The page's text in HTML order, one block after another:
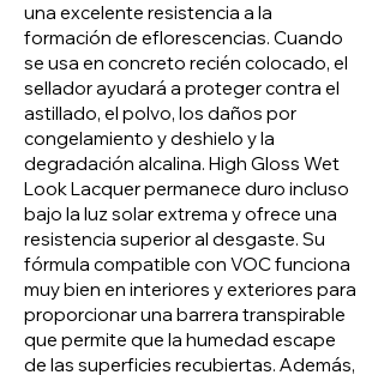
una excelente resistencia a la
formación de eflorescencias. Cuando
se usa en concreto recién colocado, el
sellador ayudará a proteger contra el
astillado, el polvo, los daños por
congelamiento y deshielo y la
degradación alcalina. High Gloss Wet
Look Lacquer permanece duro incluso
bajo la luz solar extrema y ofrece una
resistencia superior al desgaste. Su
fórmula compatible con VOC funciona
muy bien en interiores y exteriores para
proporcionar una barrera transpirable
que permite que la humedad escape
de las superficies recubiertas. Además,